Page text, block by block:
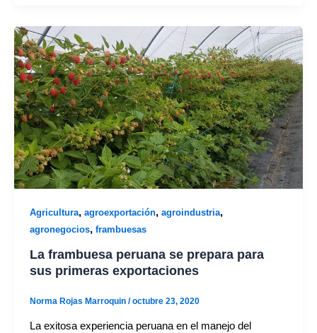
Agricultura, agroexportación, agroindustria,
agronegocios, frambuesas
La frambuesa peruana se prepara para
sus primeras exportaciones
Norma Rojas Marroquin /octubre 23, 2020
La exitosa experiencia peruana en el manejo del